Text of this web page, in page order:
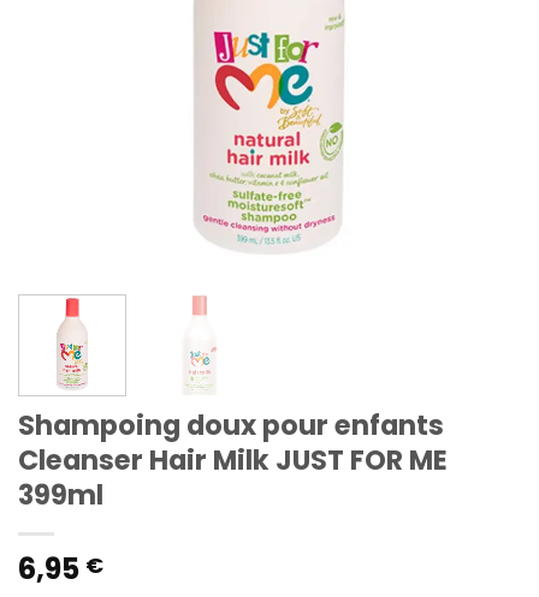
Shampoing doux pour enfants
Cleanser Hair Milk JUST FOR ME
399ml
6,95 €